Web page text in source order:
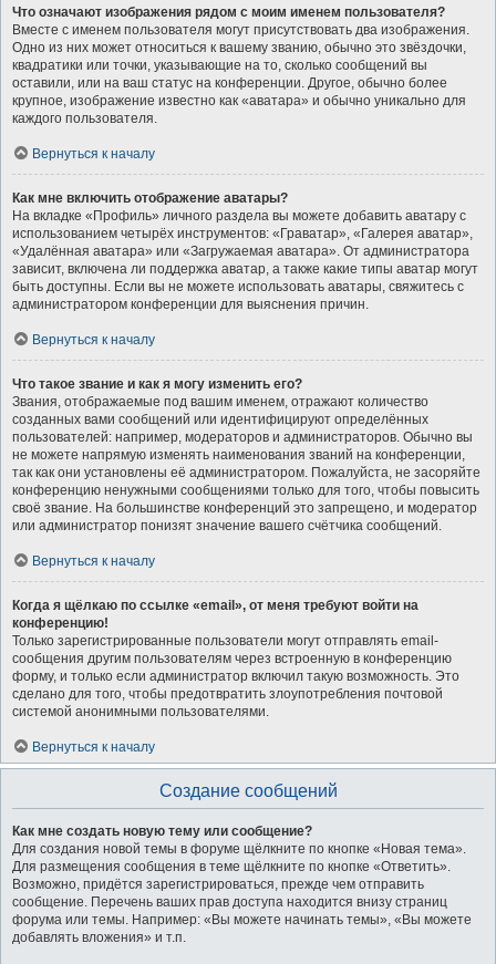
Что означают изображения рядом с моим именем пользователя?
Вместе с именем пользователя могут присутствовать два изображения.
Одно из них может относиться к вашему званию, обычно это звёздочки,
квадратики или точки, указывающие на то, сколько сообщений вы
оставили, или на ваш статус на конференции. Другое, обычно более
крупное, изображение известно как «аватара» и обычно уникально для
каждого пользователя.
Вернуться к началу
Как мне включить отображение аватары?
На вкладке «Профиль» личного раздела вы можете добавить аватару с
использованием четырёх инструментов: «Граватар», «Галерея аватар»,
«Удалённая аватара» или «Загружаемая аватара». От администратора
зависит, включена ли поддержка аватар, а также какие типы аватар могут
быть доступны. Если вы не можете использовать аватары, свяжитесь с
администратором конференции для выяснения причин.
Вернуться к началу
Что такое звание и как я могу изменить его?
Звания, отображаемые под вашим именем, отражают количество
созданных вами сообщений или идентифицируют определённых
пользователей: например, модераторов и администраторов. Обычно вы
не можете напрямую изменять наименования званий на конференции,
так как они установлены её администратором. Пожалуйста, не засоряйте
конференцию ненужными сообщениями только для того, чтобы повысить
своё звание. На большинстве конференций это запрещено, и модератор
или администратор понизят значение вашего счётчика сообщений.
Вернуться к началу
Когда я щёлкаю по ссылке «email», от меня требуют войти на
конференцию!
Только зарегистрированные пользователи могут отправлять email-
сообщения другим пользователям через встроенную в конференцию
форму, и только если администратор включил такую возможность. Это
сделано для того, чтобы предотвратить злоупотребления почтовой
системой анонимными пользователями.
Вернуться к началу
Создание сообщений
Как мне создать новую тему или сообщение?
Для создания новой темы в форуме щёлкните по кнопке «Новая тема».
Для размещения сообщения в теме щёлкните по кнопке «Ответить».
Возможно, придётся зарегистрироваться, прежде чем отправить
сообщение. Перечень ваших прав доступа находится внизу страниц
форума или темы. Например: «Вы можете начинать темы», «Вы можете
добавлять вложения» и т.п.